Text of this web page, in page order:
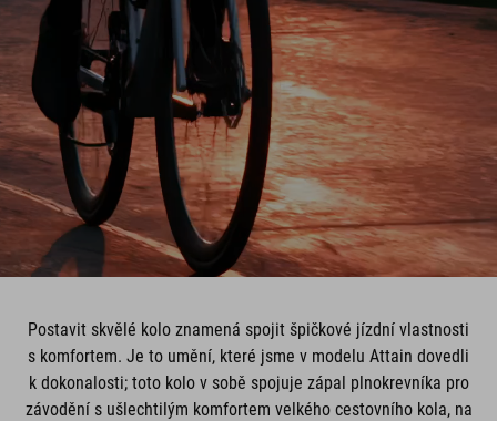
Postavit skvělé kolo znamená spojit špičkové jízdní vlastnosti
s komfortem. Je to umění, které jsme v modelu Attain dovedli
k dokonalosti; toto kolo v sobě spojuje zápal plnokrevníka pro
závodění s ušlechtilým komfortem velkého cestovního kola, na